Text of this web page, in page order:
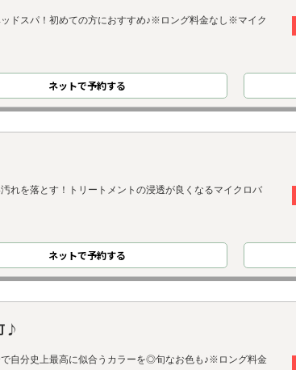
ドスパ！初めての方におすすめ♪※ロング料金なし※マイク
ネットで予約する
れを落とす！トリートメントの浸透が良くなるマイクロバ
ネットで予約する
♪
自分史上最高に似合うカラーを◎旬なお色も♪※ロング料金